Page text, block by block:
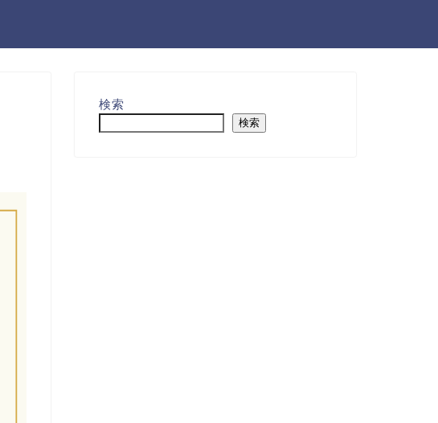
検索
検索